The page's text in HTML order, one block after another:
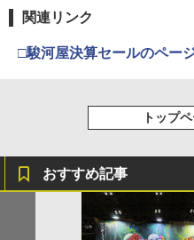
関連リンク
□駿河屋決算セールのペー
トップ
おすすめ記事